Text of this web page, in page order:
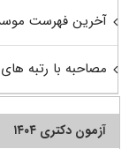
آخرین فهرست
مصاحبه با رتبه
آزمون دکتری ۱۴۰۴